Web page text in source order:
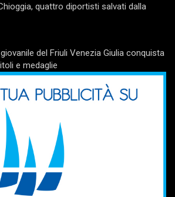
quattro diportisti salvati dalla
del Friuli Venezia Giulia conquista
e medaglie